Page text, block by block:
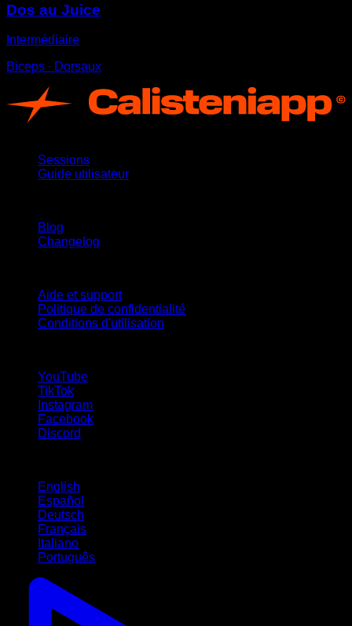
Dos au Juice
Intermédiaire
Biceps ∙ Dorsaux
Sessions
Guide utilisateur
Blog
Changelog
Aide et support
Politique de confidentialité
Conditions d'utilisation
YouTube
TikTok
Instagram
Facebook
Discord
English
Español
Deutsch
Français
Italiano
Português